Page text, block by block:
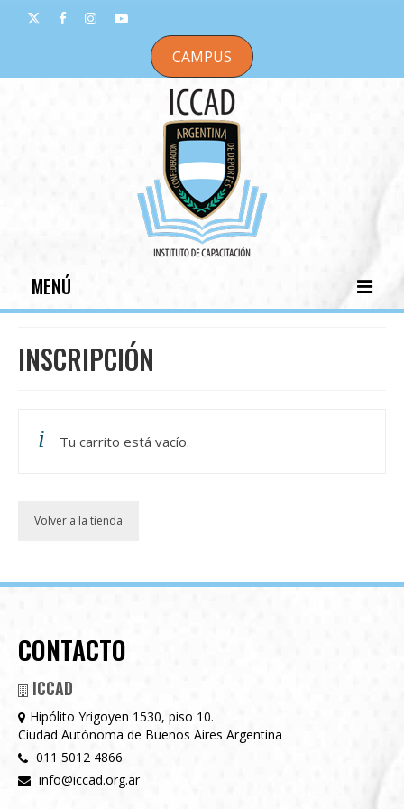
CAMPUS
MENÚ
INSTITUCIONAL
NOTICIAS
INSCRIPCIÓN
Tu carrito está vacío.
Volver a la tienda
CONTACTO
ICCAD
Hipólito Yrigoyen 1530, piso 10.
Ciudad Autónoma de Buenos Aires Argentina
011 5012 4866
info@iccad.org.ar